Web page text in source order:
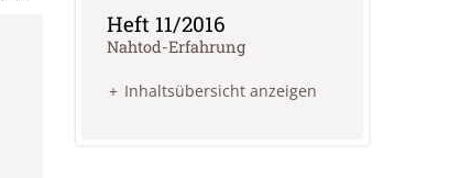
Heft 11/2016
:
Nahtod-Erfahrung
Inhaltsübersicht anzeigen